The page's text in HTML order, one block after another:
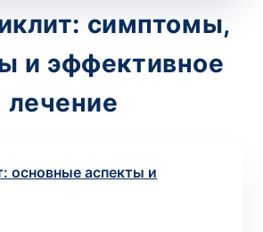
симптомы,
и эффективное
лечение
основные аспекты и